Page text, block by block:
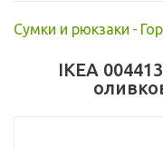
Сумки и рюкзаки -
IKEA